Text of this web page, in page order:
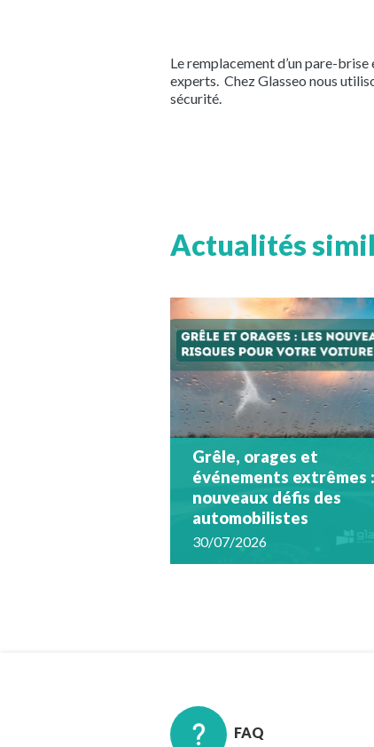
Le remplacement d’un pare-
experts. Chez Glasseo nous
sécurité.
Actualités
Grêle, orages et
événements extrêmes
nouveaux défis des
automobilistes
30/07/2026
FAQ